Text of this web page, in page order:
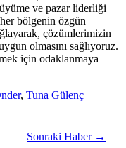
ve pazar liderliği
bölgenin özgün
çözümlerimizin
olmasını sağlıyoruz.
için odaklanmaya
, Tuna Gülenç
Sonraki Haber →